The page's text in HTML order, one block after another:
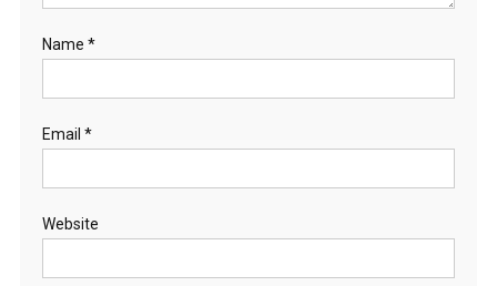
Name *
Email *
Website